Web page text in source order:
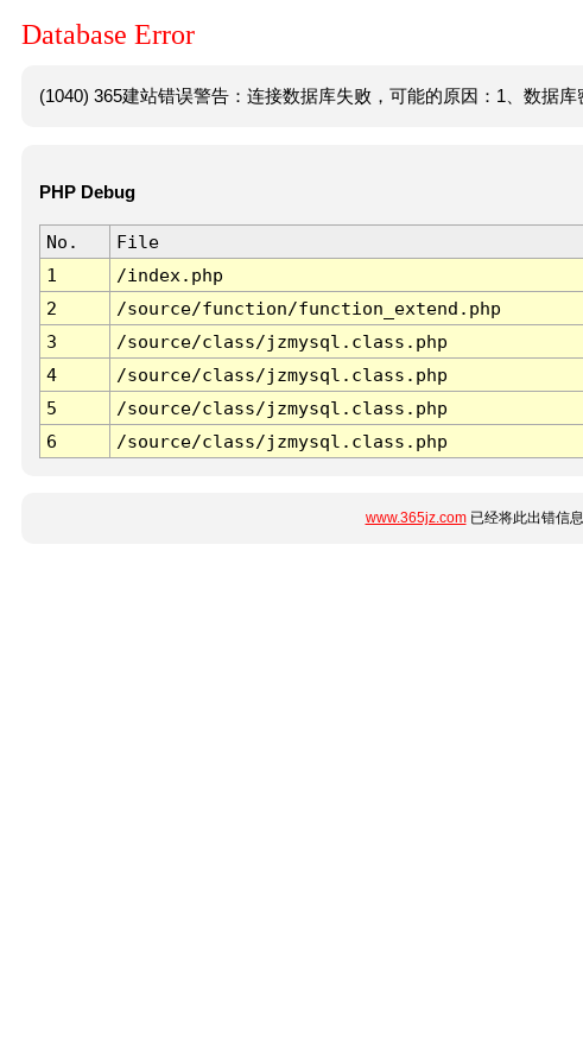
Database Error
(1040) 365建站错误警告：连接数据库失败，可能的原因：1、数据库
PHP Debug
No. File
1
/index.php
2
/source/function/function_extend.php
3
/source/class/jzmysql.class.php
4
/source/class/jzmysql.class.php
5
/source/class/jzmysql.class.php
6
/source/class/jzmysql.class.php
www.365jz.com已经将此出错信